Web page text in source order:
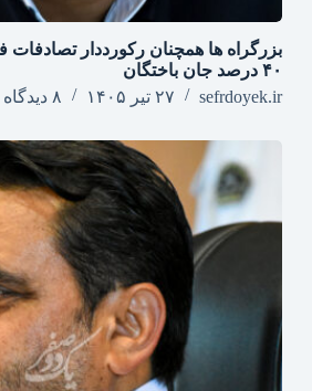
بزرگراه‌ ها همچنان رکورددار تصادفات
۴۰ درصد جان‌ باختگان
sefrdoyek.ir
۲۷ تیر ۱۴۰۵ ۸ دیدگاه